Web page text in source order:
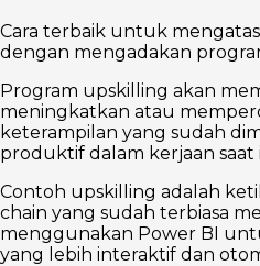
Cara terbaik untuk
dengan mengadakan
Program upskilling akan
meningkatkan atau
keterampilan yang sudah
produktif dalam kerjaan saat
Contoh upskilling adalah
chain yang sudah terbiasa
menggunakan Power BI
yang lebih interaktif dan